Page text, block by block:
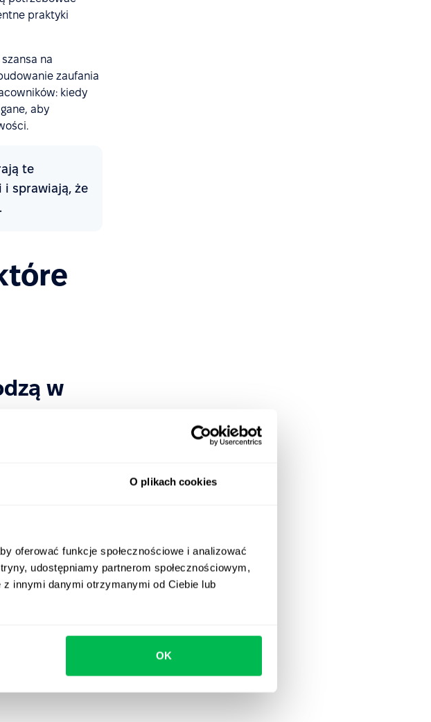
O plikach cookies
oferować funkcje społecznościowe i analizować
udostępniamy partnerom społecznościowym,
innymi danymi otrzymanymi od Ciebie lub
OK
praktyki
na
zaufania
kiedy
aby
te
i sprawiają, że
w
o